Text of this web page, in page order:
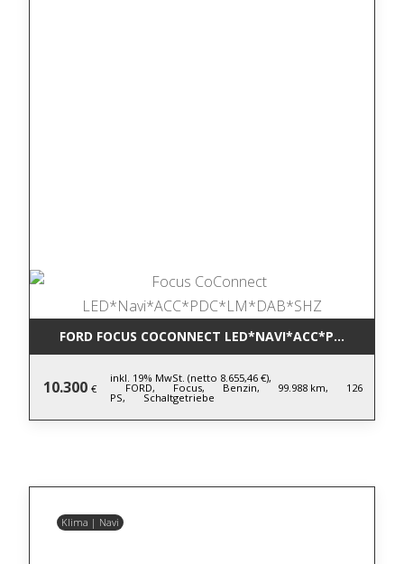
FORD FOCUS COCONNECT
10.300 €
inkl. 19% MwSt. (netto 8.655,46 €),
FORD, Focus, Benzin, 99.988 km, 126
PS, Schaltgetriebe
Klima | Navi